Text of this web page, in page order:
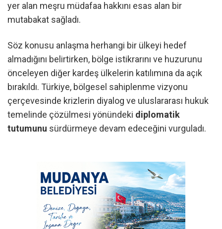
yer alan meşru müdafaa hakkını esas alan bir
mutabakat sağladı.
Söz konusu anlaşma herhangi bir ülkeyi hedef
almadığını belirtirken, bölge istikrarını ve huzurunu
önceleyen diğer kardeş ülkelerin katılımına da açık
bırakıldı. Türkiye, bölgesel sahiplenme vizyonu
çerçevesinde krizlerin diyalog ve uluslararası hukuk
temelinde çözülmesi yönündeki diplomatik
tutumunu sürdürmeye devam edeceğini vurguladı.